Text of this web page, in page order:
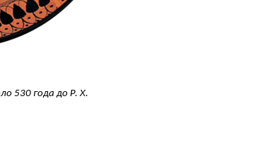
530 года до Р. Х.